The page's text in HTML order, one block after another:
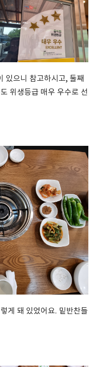
있으니 참고하시고, 둘째
위생등급 매우 우수로 선
게 돼 있었어요. 밑반찬들